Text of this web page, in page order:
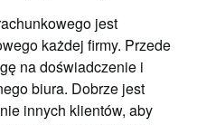
jest
każdej firmy. Przede
na doświadczenie i
biura. Dobrze jest
innych klientów, aby